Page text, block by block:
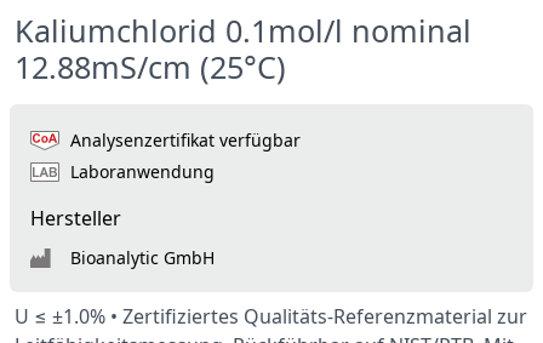
Kaliumchlorid 0.1mol/l nominal
12.88mS/cm (25°C)
Analysenzertifikat verfügbar
Laboranwendung
Hersteller
Bioanalytic GmbH
U ≤ ±1.0% • Zertifiziertes Qualitäts-Referenzmaterial zur